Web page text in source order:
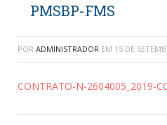
PMSBP-FMS
POR ADMINISTRADOR EM 15 DE
CONTRATO-N-2604005_2019-